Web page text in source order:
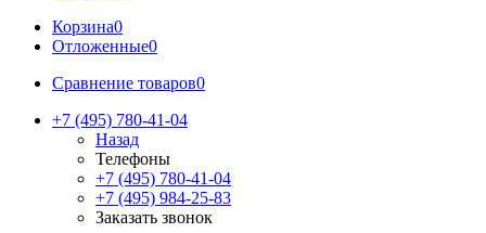
Корзина0
Отложенные0
Сравнение товаров0
+7 (495) 780-41-04
Назад
Телефоны
+7 (495) 780-41-04
+7 (495) 984-25-83
Заказать звонок